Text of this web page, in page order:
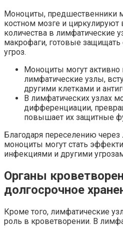
Моноциты, предшественники
костном мозге и циркулируют
количества в лимфатические
макрофаги, готовые
угроз.
Моноциты могут активно
лимфатические узлы,
другими клетками и
В лимфатических узлах
дифференциации,
повышает их защитные
Благодаря переселению
моноциты могут стать
инфекциями и другими
Органы
долгосрочное
Кроме того, лимфатические
роль в кроветворении. В